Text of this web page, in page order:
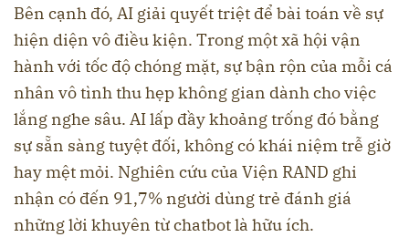
Bên cạnh đó, AI giải quyết triệt để bài toán về sự
hiện diện vô điều kiện. Trong một xã hội vận
hành với tốc độ chóng mặt, sự bận rộn của mỗi cá
nhân vô tình thu hẹp không gian dành cho việc
lắng nghe sâu. AI lấp đầy khoảng trống đó bằng
sự sẵn sàng tuyệt đối, không có khái niệm trễ giờ
hay mệt mỏi. Nghiên cứu của Viện RAND ghi
nhận có đến 91,7% người dùng trẻ đánh giá
những lời khuyên từ chatbot là hữu ích.